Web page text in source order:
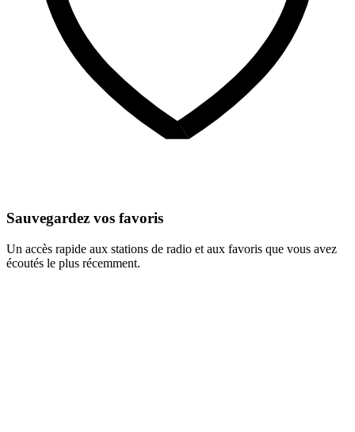
Sauvegardez vos favoris
Un accès rapide aux stations de radio et aux favoris que vous avez
écoutés le plus récemment.